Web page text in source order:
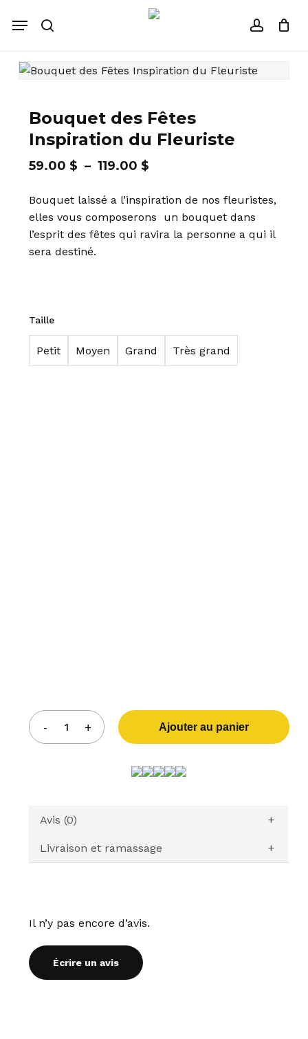
content
recherche account
Menule
panier
Bouquet des Fêtes
Inspiration du Fleuriste
59.00 $ – 119.00 $Plage
prix :
59.00 $
à
Bouquet laissé a l’inspiration de nos fleuristes,
elles vous composerons un bouquet dans
l’esprit des fêtes qui ravira la personne a qui il
sera destiné.
Taille
Petit Moyen Grand Très grand
Ajouter au panier
Avis (0)
Livraison et ramassage
Il n’y pas encore d’avis.
Écrire un avis